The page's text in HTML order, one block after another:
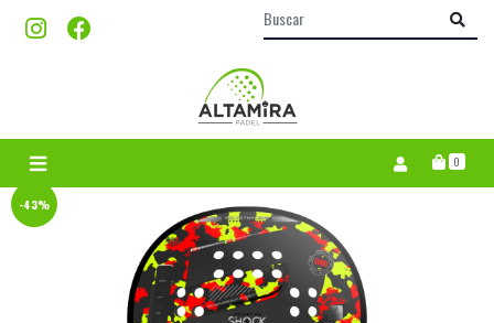
0
-43%